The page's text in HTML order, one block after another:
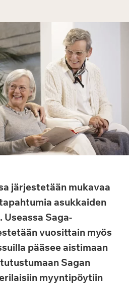
järjestetään mukavaa
asukkaiden
Saga-
vuosittain myös
pääsee aistimaan
Sagan
myyntipöytiin